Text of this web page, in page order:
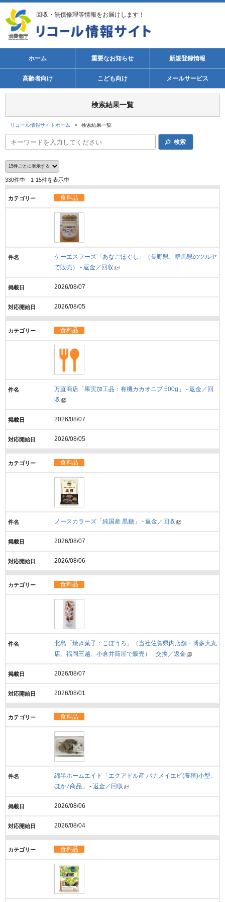
回収・無償修理等情報をお届けします！
ホーム 重要なお知らせ 新規登録情報
高齢者向け こども向け メールサービス
検索結果一覧
リコール情報サイトホーム > 検索結果一覧
検索
330件中 1-15件を表示中
食料品
ケーエスフーズ「あなごほぐし」（長野県、群馬県のツルヤ
で販売） - 返金／回収
2026/08/07
2026/08/05
食料品
万直商店「果実加工品：有機カカオニブ 500g」 - 返金／回
収
2026/08/07
2026/08/05
食料品
ノースカラーズ「純国産 黒糖」 - 返金／回収
2026/08/07
2026/08/06
食料品
北島「焼き菓子：こぼうろ」（当社佐賀県内店舗・博多大丸
店、福岡三越、小倉井筒屋で販売） - 交換／返金
2026/08/07
2026/08/01
食料品
綿半ホームエイド「エクアドル産 バナメイエビ(養殖)小型、
ほか7商品」 - 返金／回収
2026/08/06
2026/08/04
食料品